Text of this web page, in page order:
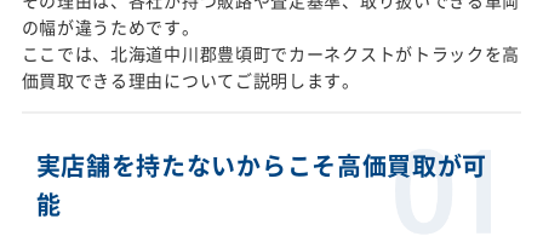
の幅が違うためです。
ここでは、北海道中川郡豊頃町でカーネクストがトラックを高
価買取できる理由についてご説明します。
実店舗を持たないからこそ高価買取が可
能